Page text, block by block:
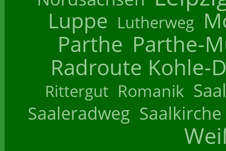
Luppe Lutherweg
Parthe Parthe-
Radroute Kohle-
Rittergut Romanik
Saaleradweg Saalkirche